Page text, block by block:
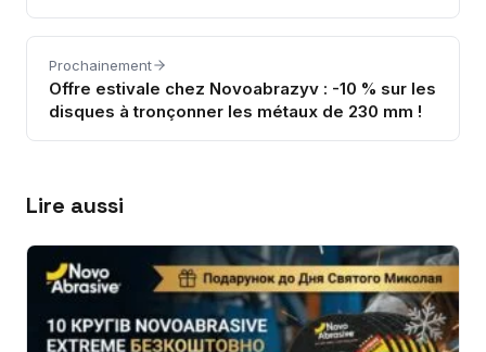
Prochainement
Offre estivale chez Novoabrazyv : -10 % sur les
disques à tronçonner les métaux de 230 mm !
Lire aussi